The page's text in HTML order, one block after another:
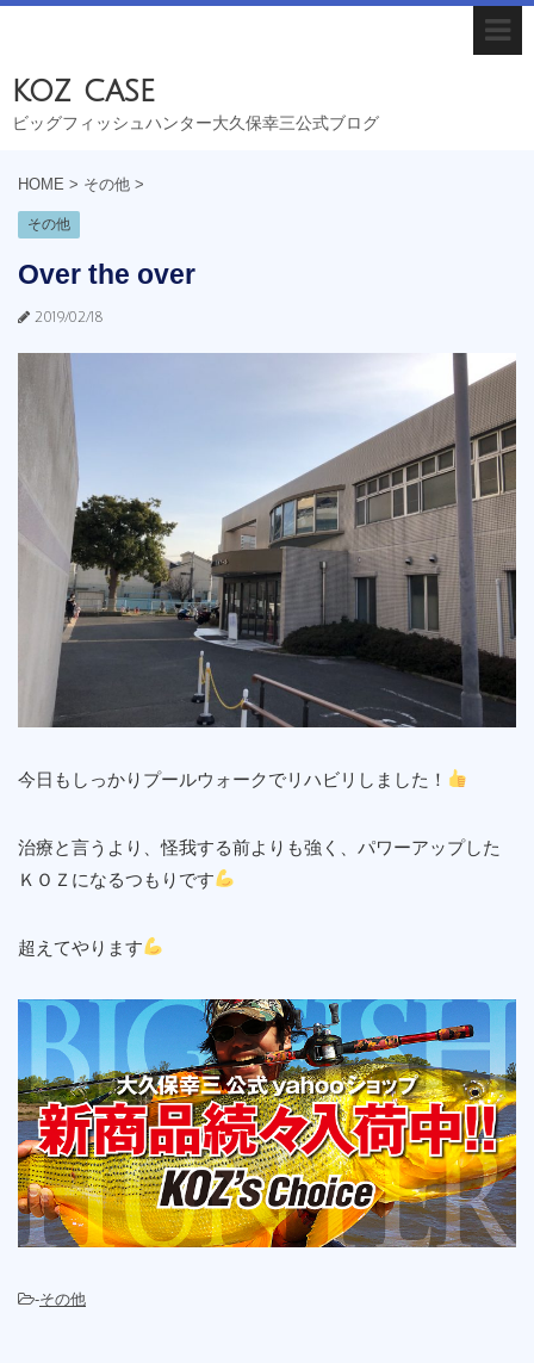
koz case
ビッグフィッシュハンター大久保幸三公式ブログ
HOME > その他 >
その他
Over the over
2019/02/18
今日もしっかりプールウォークでリハビリしました！
治療と言うより、怪我する前よりも強く、パワーアップした
ＫＯＺになるつもりです
超えてやります
-その他